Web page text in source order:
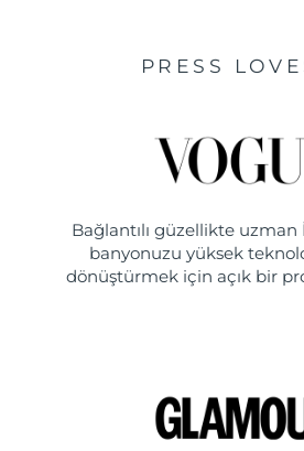
PRESS
Bağlantılı güzellikte uzman
banyonuzu yüksek
dönüştürmek için açık bir